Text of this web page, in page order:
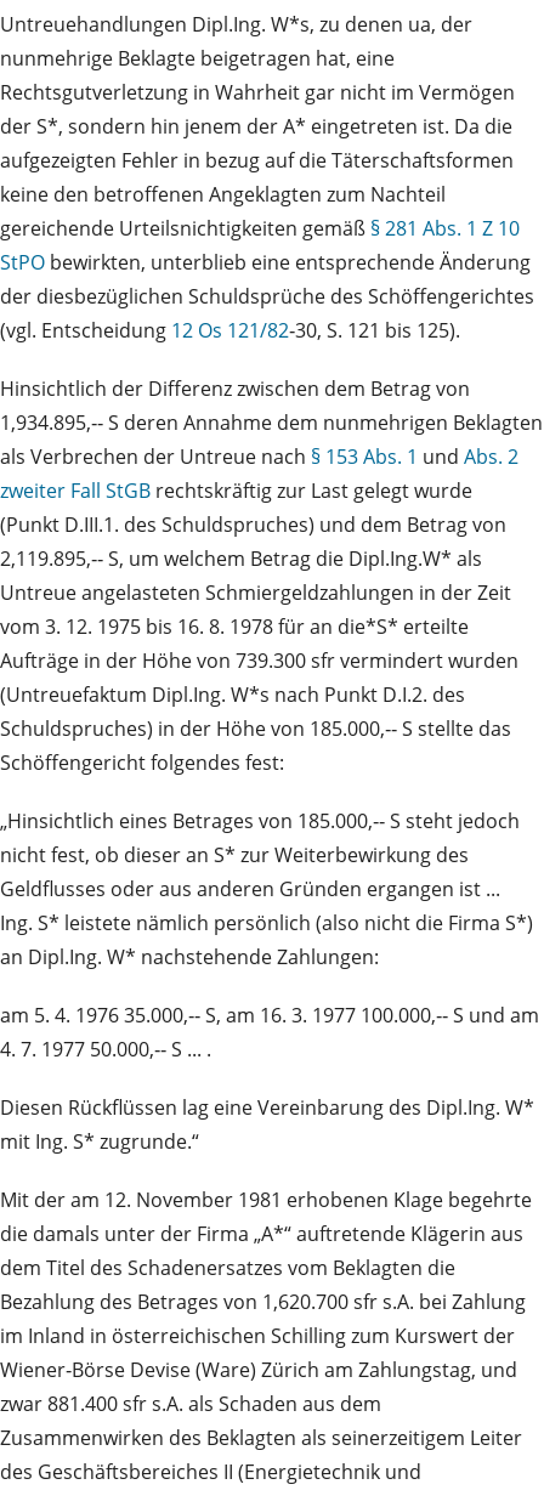
Untreuehandlungen Dipl.Ing. W*s, zu denen ua, der
nunmehrige Beklagte beigetragen hat, eine
Rechtsgutverletzung in Wahrheit gar nicht im Vermögen
der S*, sondern hin jenem der A* eingetreten ist. Da die
aufgezeigten Fehler in bezug auf die Täterschaftsformen
keine den betroffenen Angeklagten zum Nachteil
gereichende Urteilsnichtigkeiten gemäß § 281 Abs. 1 Z 10
StPO bewirkten, unterblieb eine entsprechende Änderung
der diesbezüglichen Schuldsprüche des Schöffengerichtes
(vgl. Entscheidung 12 Os 121/82‑30, S. 121 bis 125).
Hinsichtlich der Differenz zwischen dem Betrag von
1,934.895,‑‑ S deren Annahme dem nunmehrigen Beklagten
als Verbrechen der Untreue nach § 153 Abs. 1 und Abs. 2
zweiter Fall StGB rechtskräftig zur Last gelegt wurde
(Punkt D.III.1. des Schuldspruches) und dem Betrag von
2,119.895,‑‑ S, um welchem Betrag die Dipl.Ing.W* als
Untreue angelasteten Schmiergeldzahlungen in der Zeit
vom 3. 12. 1975 bis 16. 8. 1978 für an die*S* erteilte
Aufträge in der Höhe von 739.300 sfr vermindert wurden
(Untreuefaktum Dipl.Ing. W*s nach Punkt D.I.2. des
Schuldspruches) in der Höhe von 185.000,‑‑ S stellte das
Schöffengericht folgendes fest:
„Hinsichtlich eines Betrages von 185.000,‑‑ S steht jedoch
nicht fest, ob dieser an S* zur Weiterbewirkung des
Geldflusses oder aus anderen Gründen ergangen ist ...
Ing. S* leistete nämlich persönlich (also nicht die Firma S*)
an Dipl.Ing. W* nachstehende Zahlungen:
am 5. 4. 1976 35.000,‑‑ S, am 16. 3. 1977 100.000,‑‑ S und am
4. 7. 1977 50.000,‑‑ S ... .
Diesen Rückflüssen lag eine Vereinbarung des Dipl.Ing. W*
mit Ing. S* zugrunde.“
Mit der am 12. November 1981 erhobenen Klage begehrte
die damals unter der Firma „A*“ auftretende Klägerin aus
dem Titel des Schadenersatzes vom Beklagten die
Bezahlung des Betrages von 1,620.700 sfr s.A. bei Zahlung
im Inland in österreichischen Schilling zum Kurswert der
Wiener‑Börse Devise (Ware) Zürich am Zahlungstag, und
zwar 881.400 sfr s.A. als Schaden aus dem
Zusammenwirken des Beklagten als seinerzeitigem Leiter
des Geschäftsbereiches II (Energietechnik und